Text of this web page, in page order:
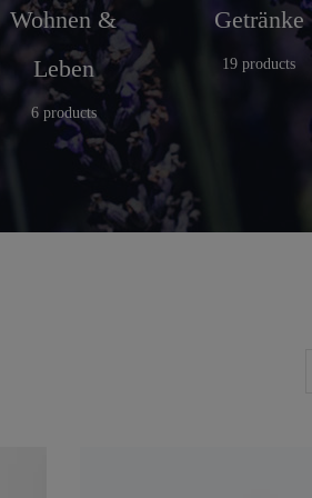
Wohnen &
Leben
6 products
Getränke
19 products